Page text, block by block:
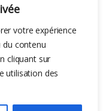
votre expérience
du contenu
cliquant sur
utilisation des